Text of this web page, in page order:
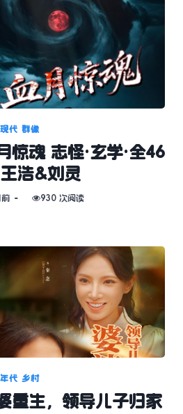
现代 群像
惊魂 志怪·玄学·全46
浩&刘灵
930 次阅读
年代 乡村
重生，领导儿子归家